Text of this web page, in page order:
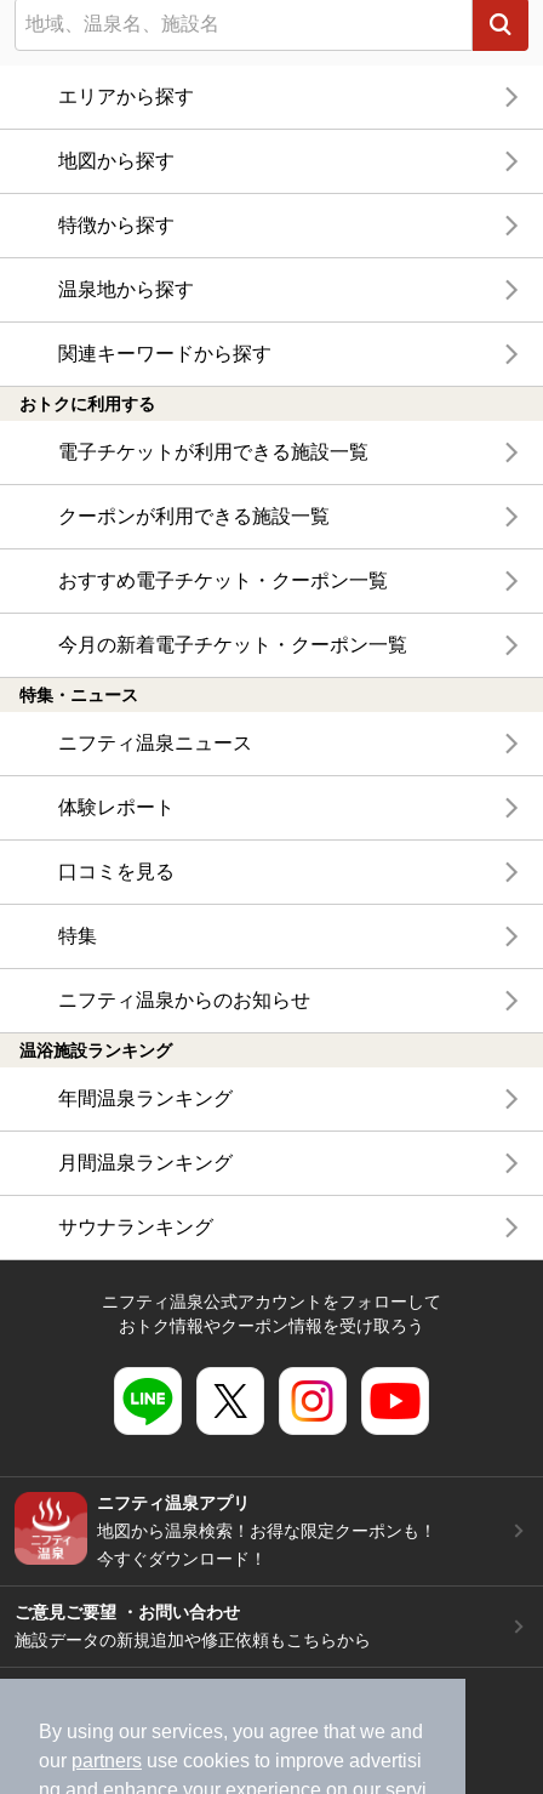
By using our services, you agree that we and
our partners use cookies to improve advertisi
エリアから探す
地図から探す
特徴から探す
温泉地から探す
関連キーワードから探す
おトクに利用する
電子チケットが利用できる施設一覧
クーポンが利用できる施設一覧
おすすめ電子チケット・クーポン一覧
今月の新着電子チケット・クーポン一覧
特集・ニュース
ニフティ温泉ニュース
体験レポート
口コミを見る
特集
ニフティ温泉からのお知らせ
温浴施設ランキング
年間温泉ランキング
月間温泉ランキング
サウナランキング
ニフティ温泉公式アカウントをフォローして
おトク情報やクーポン情報を受け取ろう
ニフティ温泉アプリ
地図から温泉検索！お得な限定クーポンも！
今すぐダウンロード！
ご意見ご要望 ・お問い合わせ
施設データの新規追加や修正依頼もこちらから
加盟店募集（資料請求）
広告出稿のご案内
利用規約
ライフスタイルMEMBERS+規約